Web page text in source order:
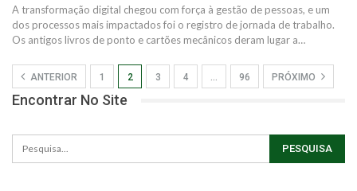
A transformação digital chegou com força à gestão de pessoas, e um
dos processos mais impactados foi o registro de jornada de trabalho.
Os antigos livros de ponto e cartões mecânicos deram lugar a…
ANTERIOR 1 2 3 4 … 96 PRÓXIMO
Encontrar No Site